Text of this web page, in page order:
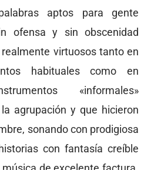
aptos para gente
ofensa y sin obscenidad
virtuosos tanto en
habituales como en
«informales»
agrupación y que hicieron
sonando con prodigiosa
con fantasía creíble